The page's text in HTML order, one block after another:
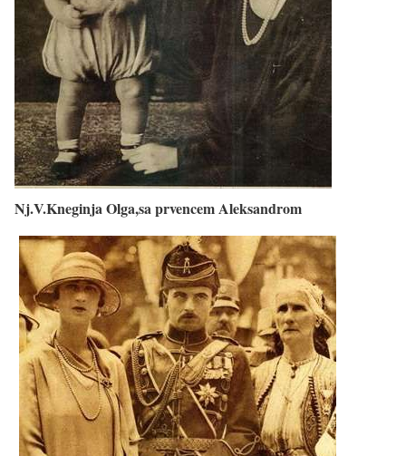
Nj.V.Kneginja Olga,sa prvencem Aleksandrom